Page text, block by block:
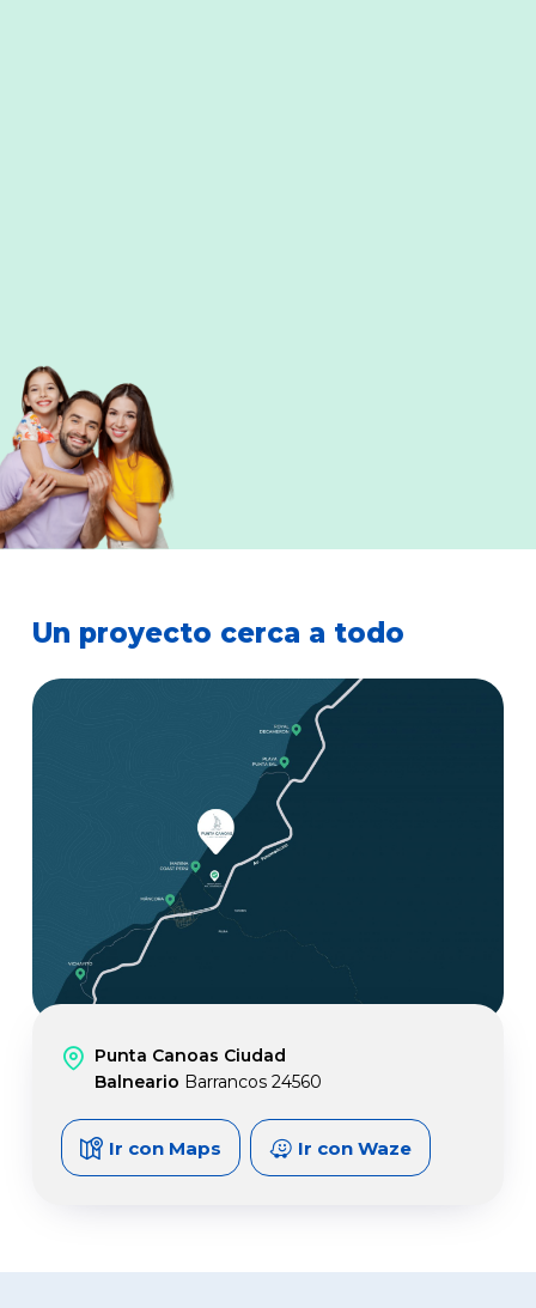
Un proyecto cerca a todo
Punta Canoas Ciudad
Balneario Barrancos 24560
Ir con Maps Ir con Waze